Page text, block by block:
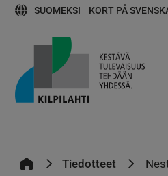
SUOMEKSI KORT PÅ
Tiedotteet